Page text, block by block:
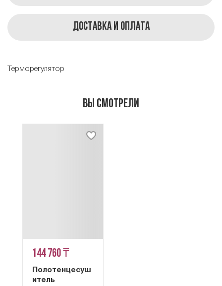
Доставка и оплата
Терморегулятор
Вы смотрели
144 760 ₸
Полотенцесуш
итель